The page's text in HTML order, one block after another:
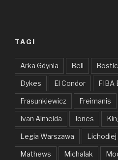
TAGI
Arka Gdynia Bell Bostic
Dykes El Condor FIBA
Frasunkiewicz Freimanis
Ivan Almeida Jones
Legia Warszawa Lichodiej
Mathews Michalak